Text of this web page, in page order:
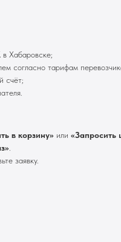
Хабаровске;
согласно тарифам
счёт;
в корзину» или «Запросить
.
заявку.